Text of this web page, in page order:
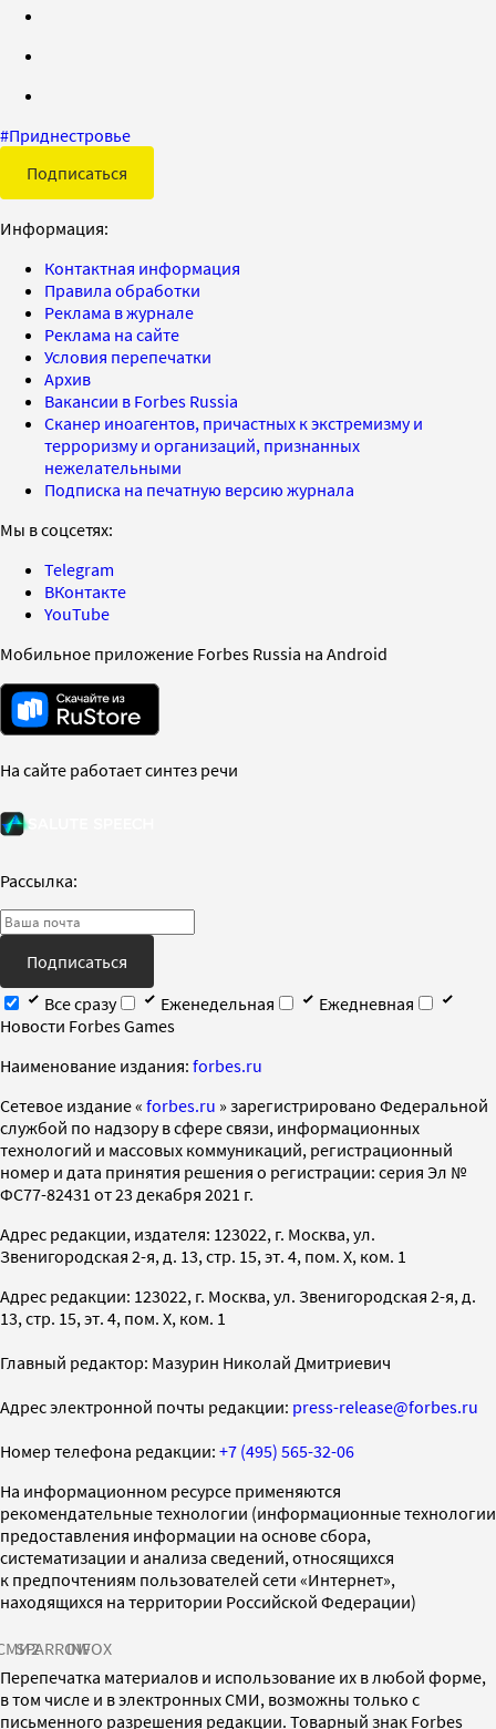
#Приднестровье
Подписаться
Информация:
Контактная информация
Правила обработки
Реклама в журнале
Реклама на сайте
Условия перепечатки
Архив
Вакансии в Forbes Russia
Сканер иноагентов, причастных к экстремизму и
терроризму и организаций, признанных
нежелательными
Подписка на печатную версию журнала
Мы в соцсетях:
Telegram
ВКонтакте
YouTube
Мобильное приложение Forbes Russia на Android
На сайте работает синтез речи
Рассылка:
Подписаться
Все сразу
Еженедельная
Ежедневная
Новости Forbes Games
Наименование издания: forbes.ru
Cетевое издание « forbes.ru » зарегистрировано Федеральной
службой по надзору в сфере связи, информационных
технологий и массовых коммуникаций, регистрационный
номер и дата принятия решения о регистрации: серия Эл №
ФС77-82431 от 23 декабря 2021 г.
Адрес редакции, издателя: 123022, г. Москва, ул.
Звенигородская 2-я, д. 13, стр. 15, эт. 4, пом. X, ком. 1
Адрес редакции: 123022, г. Москва, ул. Звенигородская 2-я, д.
13, стр. 15, эт. 4, пом. X, ком. 1
Главный редактор: Мазурин Николай Дмитриевич
Адрес электронной почты редакции: press-release@forbes.ru
Номер телефона редакции: +7 (495) 565-32-06
На информационном ресурсе применяются
рекомендательные технологии (информационные технологии
предоставления информации на основе сбора,
систематизации и анализа сведений, относящихся
к предпочтениям пользователей сети «Интернет»,
находящихся на территории Российской Федерации)
SPARROWINFOX
Перепечатка материалов и использование их в любой форме,
в том числе и в электронных СМИ, возможны только с
письменного разрешения редакции. Товарный знак Forbes